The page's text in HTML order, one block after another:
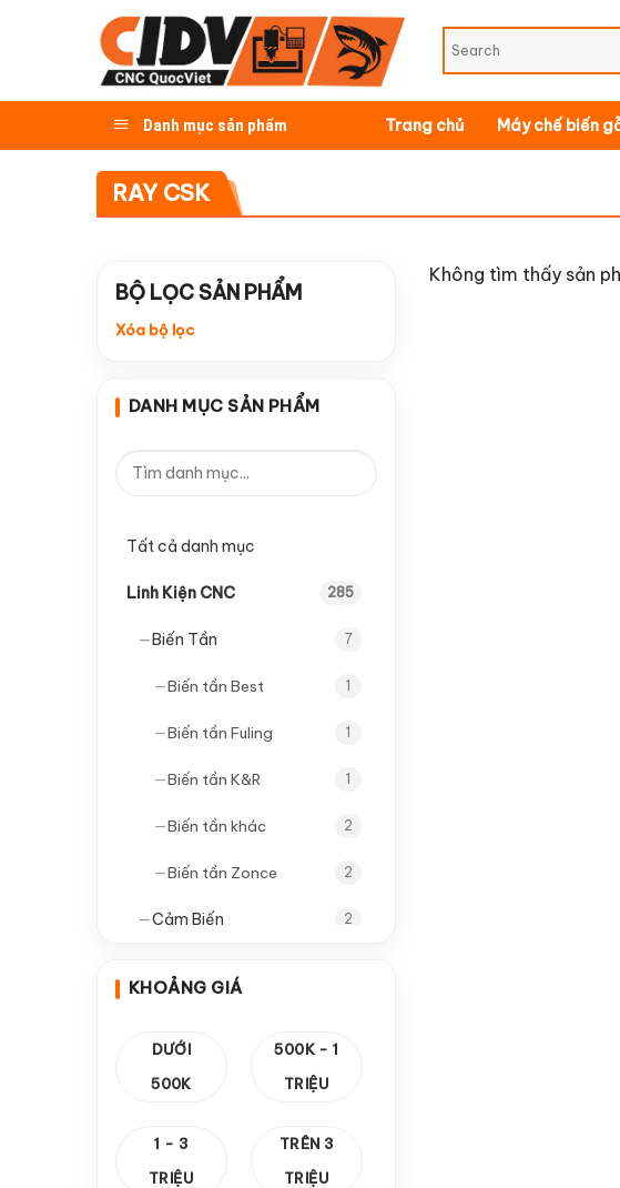
Danh mục sản phẩm Trang chủ Máy chế biến
RAY CSK
BỘ LỌC SẢN PHẨM
Xóa bộ lọc
DANH MỤC SẢN PHẨM
Tất cả danh mục
Linh Kiện CNC 285
—Biến Tần 7
—Biến tần Best 1
—Biến tần Fuling 1
—Biến tần K&R 1
—Biến tần khác 2
—Biến tần Zonce 2
—Cảm Biến 2
Thanh răng & Hộp Số
—Thanh răng
KHOẢNG GIÁ
DƯỚI
500K
500K - 1
TRIỆU
1 - 3
TRIỆU
TRÊN 3
TRIỆU
Không tìm thấy sản